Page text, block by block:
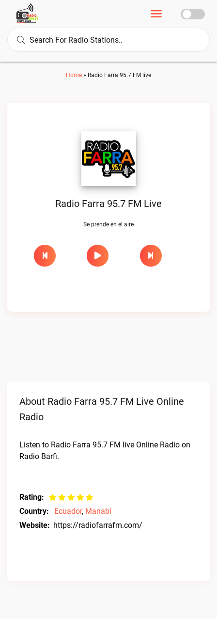
Home » Radio Farra 95.7 FM live
Radio Farra 95.7 FM Live
Se prende en el aire
About Radio Farra 95.7 FM Live Online
Radio
Listen to Radio Farra 95.7 FM live Online Radio on
Radio Barfi.
Rating:
Country:
Ecuador, Manabí
Website: https://radiofarrafm.com/